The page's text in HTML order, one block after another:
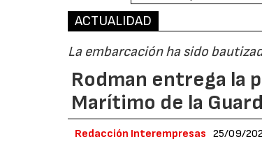
ACTUALIDAD
La embarcación ha sido
Rodman entrega la
Marítimo de la
Redacción Interempresas 25/09/